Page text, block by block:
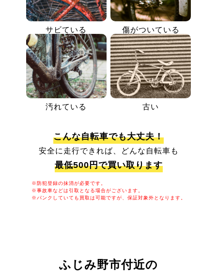
サビている 傷がついている
汚れている 古い
こんな自転車でも大丈夫！
安全に走行できれば、どんな自転車も
最低500円で買い取ります
※防犯登録の抹消が必要です。
※事故車などは引取となる場合がございます。
※パンクしていても買取は可能ですが、保証対象外となります。
ふじみ野市付近の